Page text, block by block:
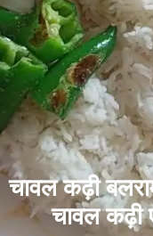
चावल कढ़ी
चावल कढ़ी